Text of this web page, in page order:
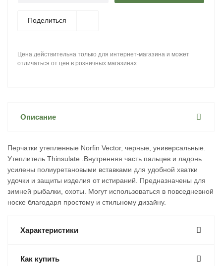
Поделиться
Цена действительна только для интернет-магазина и может
отличаться от цен в розничных магазинах
Описание
Перчатки утепленные Norfin Vector, черные, универсальные.
Утеплитель Thinsulate .Внутренняя часть пальцев и ладонь
усилены полиуретановыми вставками для удобной хватки
удочки и защиты изделия от истираний. Предназначены для
зимней рыбалки, охоты. Могут использоваться в повседневной
носке благодаря простому и стильному дизайну.
Характеристики
Как купить